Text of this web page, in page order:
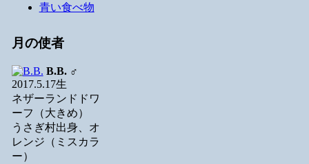
青い食べ物
月の使者
B.B.♂
2017.5.17生
ネザーランドドワ
ーフ（大きめ）
うさぎ村出身、オ
レンジ（ミスカラ
ー）